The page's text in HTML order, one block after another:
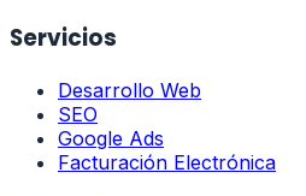
Servicios
Desarrollo Web
SEO
Google Ads
Facturación Electrónica